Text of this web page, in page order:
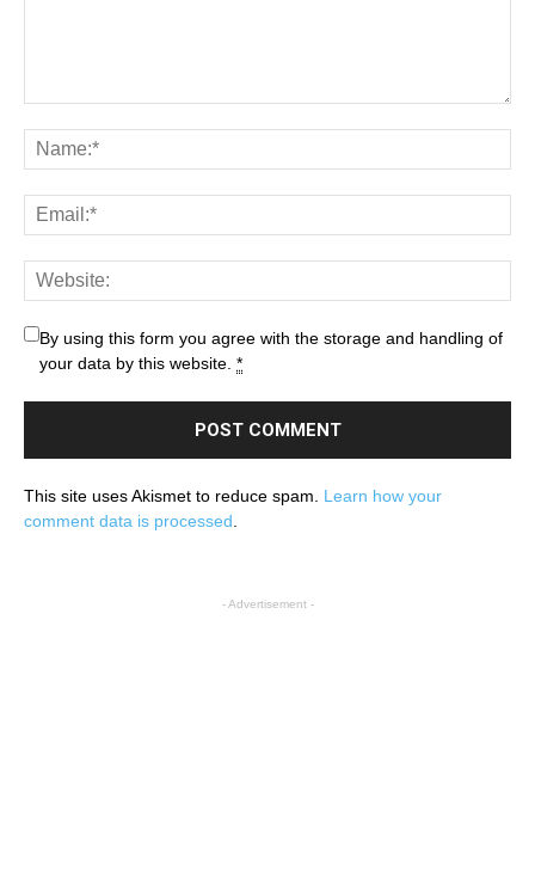
By using this form you agree with the storage and handling of
your data by this website. *
This site uses Akismet to reduce spam. Learn how your
comment data is processed
- Advertisement -